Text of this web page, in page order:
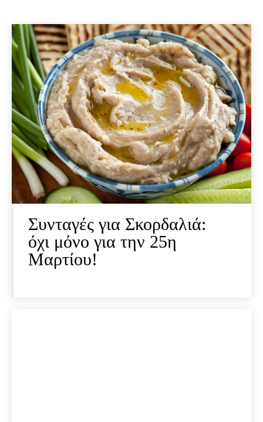
Συνταγές για Σκορδαλιά:
όχι μόνο για την 25η
Μαρτίου!